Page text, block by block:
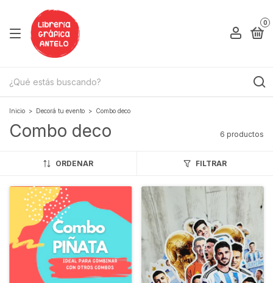
0
Inicio > Decorá tu evento > Combo deco
Combo deco 6 productos
ORDENAR FILTRAR